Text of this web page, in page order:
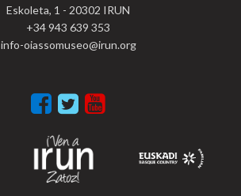
Eskoleta, 1 - 20302 IRUN
+34 943 639 353
info-oiassomuseo@irun.org